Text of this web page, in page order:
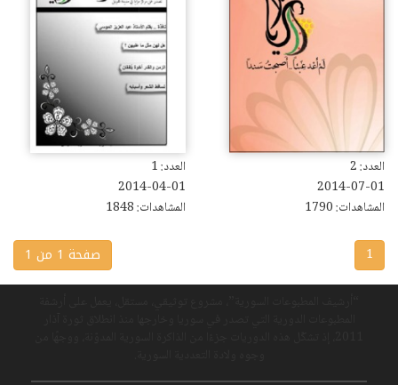
العدد: 2
2014-07-01
المشاهدات: 1790
العدد: 1
2014-04-01
المشاهدات: 1848
1 صفحة 1 من 1